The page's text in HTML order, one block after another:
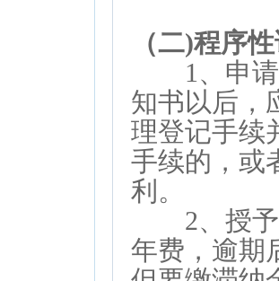
（二)程序
1、申请
知书以后，
理登记手续
手续的，或
利。
2、授予
年费，逾期